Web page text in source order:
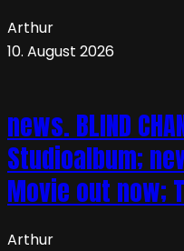
Arthur
10. August 2026
news. BLIND
Studioalbum;
Movie out now;
Arthur